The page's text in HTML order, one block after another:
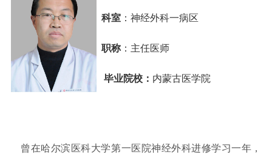
科室： 神经外科一病区
职称：主任医师
毕业院校： 内蒙古医学院
曾在哈尔滨医科大学第一医院神经外科进修学习一年，